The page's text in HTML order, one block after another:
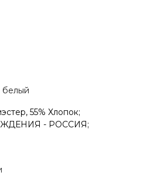
белый
55% Хлопок;
- РОССИЯ;